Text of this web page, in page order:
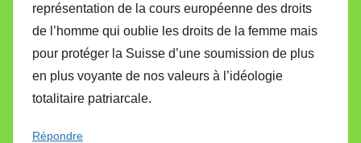
représentation de la cours européenne des droits
de l’homme qui oublie les droits de la femme mais
pour protéger la Suisse d’une soumission de plus
en plus voyante de nos valeurs à l’idéologie
totalitaire patriarcale.
Répondre